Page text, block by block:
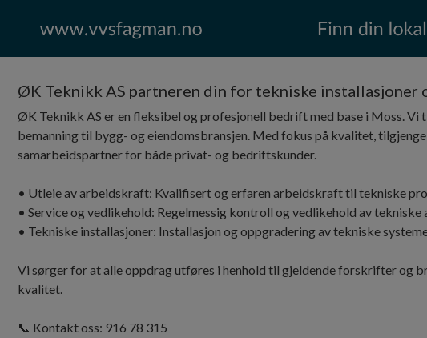
ØK Teknikk AS partneren din for tekniske installasjoner
ØK Teknikk AS er en fleksibel og profesjonell bedrift med base i Moss.
bemanning til bygg- og eiendomsbransjen. Med fokus på kvalitet,
samarbeidspartner for både privat- og bedriftskunder.
• Utleie av arbeidskraft: Kvalifisert og erfaren arbeidskraft til tekniske
• Service og vedlikehold: Regelmessig kontroll og vedlikehold av
• Tekniske installasjoner: Installasjon og oppgradering av tekniske
Vi sørger for at alle oppdrag utføres i henhold til gjeldende forskrifter og
kvalitet.
📞 Kontakt oss: 916 78 315